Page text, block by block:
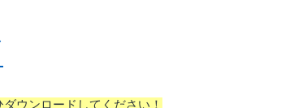
ウンロードしてください！